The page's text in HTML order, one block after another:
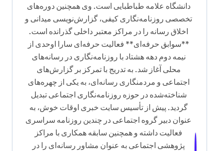
دانشگاه علامه طباطبایی است. وی همچنین دوره‌های
تخصصی روزنامه‌نگاری کیفی، گزارش‌نویسی میدانی و
اخلاق رسانه را در مراکز معتبر داخلی گذرانده است.
**سوابق حرفه‌ای** فعالیت حرفه‌ای سارا اوحدی از
نیمه دوم دهه هشتاد با روزنامه‌نگاری در رسانه‌های
محلی آغاز شد. به تدریج با تمرکز بر گزارش‌های
اجتماعی و مردمنگاری رسانه‌ای، به یکی از چهره‌های
شناخته‌شده در حوزه روزنامه‌نگاری اجتماعی تبدیل
گردید. پیش از تأسیس سایت خبری اوقات خوش، به
عنوان دبیر گروه اجتماعی در چندین روزنامه سراسری
فعالیت داشته و همچنین سابقه همکاری با مراکز
پژوهشی اجتماعی به عنوان مشاور رسانه‌ای را در